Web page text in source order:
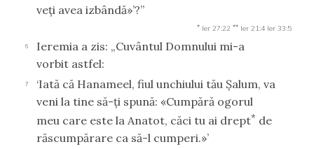
veţi avea izbândă»’?”
* Ier 27:22 ** Ier 21:4 Ier 33:5
6
Ieremia a zis: „Cuvântul Domnului mi-a
vorbit astfel:
7
‘Iată că Hanameel, fiul unchiului tău Şalum, va
veni la tine să-ţi spună: «Cumpără ogorul
meu care este la Anatot, căci tu ai drept* de
răscumpărare ca să-l cumperi.»’